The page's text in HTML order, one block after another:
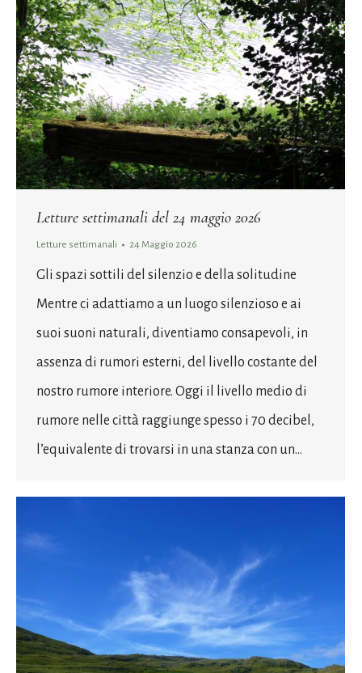
Letture settimanali del 24 maggio 2026
Letture settimanali 24 Maggio 2026
Gli spazi sottili del silenzio e della solitudine
Mentre ci adattiamo a un luogo silenzioso e ai
suoi suoni naturali, diventiamo consapevoli, in
assenza di rumori esterni, del livello costante del
nostro rumore interiore. Oggi il livello medio di
rumore nelle città raggiunge spesso i 70 decibel,
l’equivalente di trovarsi in una stanza con un…